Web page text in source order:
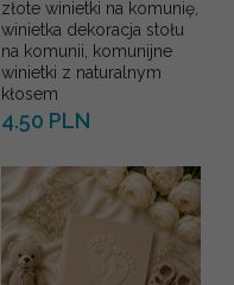
złote winietki na komunię,
winietka dekoracja stołu
na komunii, komunijne
winietki z naturalnym
kłosem
4.50 PLN